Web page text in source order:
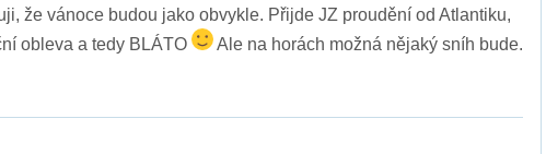
že vánoce budou jako obvykle. Přijde JZ proudění od Atlantiku,
obleva a tedy BLÁTO
Ale na horách možná nějaký sníh bude.